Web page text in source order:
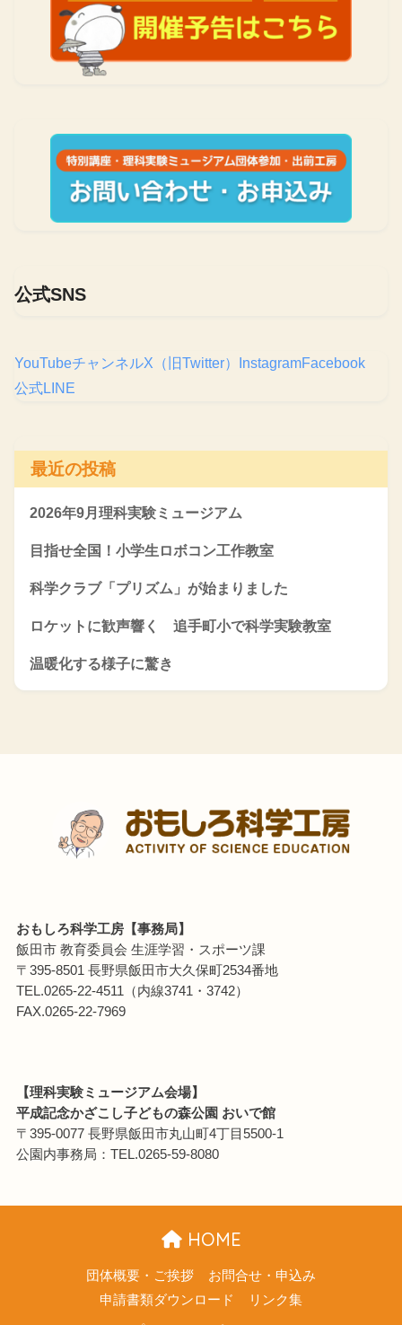
公式SNS
YouTubeチャンネルX（旧Twitter） InstagramFacebook
公式LINE
最近の投稿
2026年9月理科実験ミュージアム
目指せ全国！小学生ロボコン工作教室
科学クラブ「プリズム」が始まりました
ロケットに歓声響く 追手町小で科学実験教室
温暖化する様子に驚き
おもしろ科学工房【事務局】
飯田市 教育委員会 生涯学習・スポーツ課
〒395-8501 長野県飯田市大久保町2534番地
TEL.0265-22-4511（内線3741・3742）
FAX.0265-22-7969
【理科実験ミュージアム会場】
平成記念かざこし子どもの森公園 おいで館
〒395-0077 長野県飯田市丸山町4丁目5500-1
公園内事務局：TEL.0265-59-8080
HOME
団体概要・ご挨拶
お問合せ・申込み
申請書類ダウンロード
リンク集